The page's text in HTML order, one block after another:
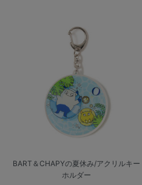
BART＆CHAPYの夏休み/アクリルキー
ホルダー